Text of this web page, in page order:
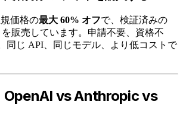
価格の最大 60% オフで、検証済みの
販売しています。申請不要、資格不
同じ API、同じモデル、より低コストで
OpenAI vs Anthropic vs